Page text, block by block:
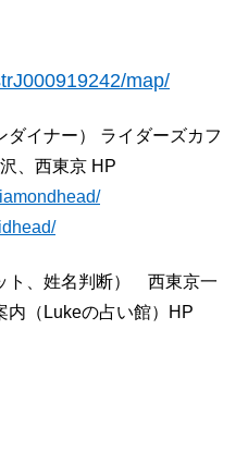
map/
イナー） ライダーズカフ
、西東京 HP
ト、姓名判断） 西東京一
内（Lukeの占い館）HP